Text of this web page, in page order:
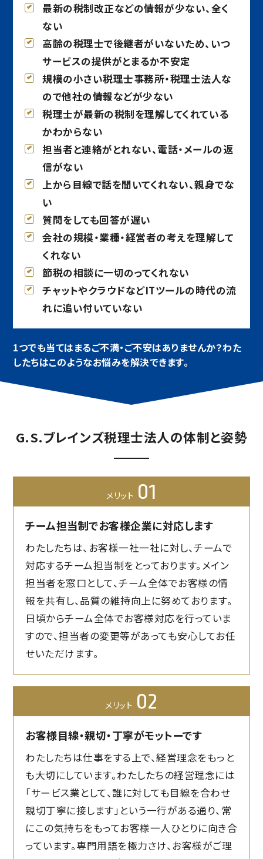
最新の税制改正などの情報が少ない、全く
ない
高齢の税理士で後継者がいないため、いつ
サービスの提供がとまるか不安定
規模の小さい税理士事務所・税理士法人な
ので他社の情報などが少ない
税理士が最新の税制を理解してくれている
かわからない
担当者と連絡がとれない、電話・メールの返
信がない
上から目線で話を聞いてくれない、親身でな
い
質問をしても回答が遅い
会社の規模・業種・経営者の考えを理解して
くれない
節税の相談に一切のってくれない
チャットやクラウドなどITツールの時代の流
れに追い付いていない
1つでも当てはまるご不満・ご不安はありませんか？わた
したちはこのようなお悩みを解決できます。
G.S.ブレインズ税理士法人の体制と姿勢
メリット 01
チーム担当制でお客様企業に対応します
わたしたちは、お客様一社一社に対し、チームで
対応するチーム担当制をとっております。メイン
担当者を窓口として、チーム全体でお客様の情
報を共有し、品質の維持向上に努めております。
日頃からチーム全体でお客様対応を行っていま
すので、担当者の変更等があっても安心してお任
せいただけます。
メリット 02
お客様目線・親切・丁寧がモットーです
わたしたちは仕事をする上で、経営理念をもっと
も大切にしています。わたしたちの経営理念には
「サービス業として、誰に対しても目線を合わせ
親切丁寧に接します」という一行がある通り、常
にこの気持ちをもってお客様一人ひとりに向き合
っています。専門用語を極力さけ、お客様がご理